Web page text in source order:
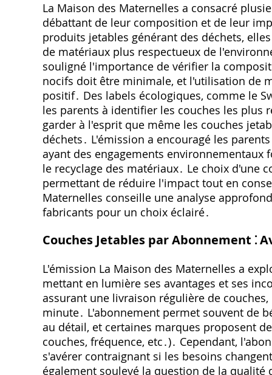
La Maison des Maternelles a consacré
débattant de leur composition et de leur
produits jetables générant des déchets,
de matériaux plus respectueux de
souligné l'importance de vérifier la
nocifs doit être minimale, et l'utilisation de
positif․ Des labels écologiques, comme le
les parents à identifier les couches les plus
garder à l'esprit que même les couches
déchets․ L'émission a encouragé les
ayant des engagements
le recyclage des matériaux․ Le choix d'une
permettant de réduire l'impact tout en
Maternelles conseille une analyse
fabricants pour un choix éclairé․
Couches Jetables par Abonnement ⁚
L'émission La Maison des Maternelles a
mettant en lumière ses avantages et ses
assurant une livraison régulière de
minute․ L'abonnement permet souvent de
au détail, et certaines marques proposent
couches, fréquence, etc․)․ Cependant,
s'avérer contraignant si les besoins
également soulevé la question de la